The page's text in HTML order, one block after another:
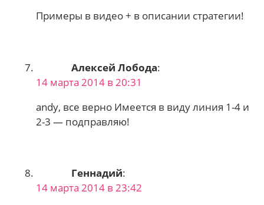
Примеры в видео + в описании стратегии!
Алексей Лобода:
14 марта 2014 в 20:31
andy, все верно Имеется в виду линия 1-4 и
2-3 — подправляю!
Геннадий:
14 марта 2014 в 23:42